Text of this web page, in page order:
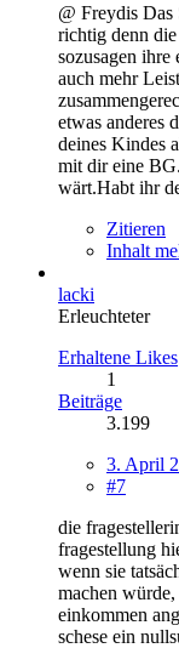
@ Freydis
richtig denn
sozusagen
auch mehr
etwas anderes
deines Kindes
mit dir eine
wärt.Habt ihr
Zitieren
Inhalt
lacki
Erleuchteter
Erhaltene Likes
1
Beiträge
3.199
3. April
#7
die
fragestellung
wenn sie
machen würde,
einkommen
schese ein